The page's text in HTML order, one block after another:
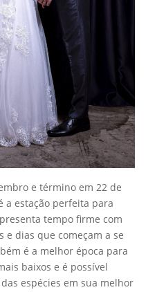
e término em 22 de
a estação perfeita para
tempo firme com
e dias que começam a se
é a melhor época para
baixos e é possível
espécies em sua melhor